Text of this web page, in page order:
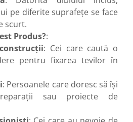
pe diferite suprafețe se face
scurt.
Produs?:
: Cei care caută o
pentru fixarea tevilor în
: Persoanele care doresc să își
sau proiecte de